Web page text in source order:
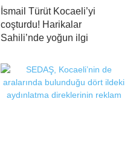
İsmail Türüt Kocaeli’yi
coşturdu! Harikalar
Sahili’nde yoğun ilgi